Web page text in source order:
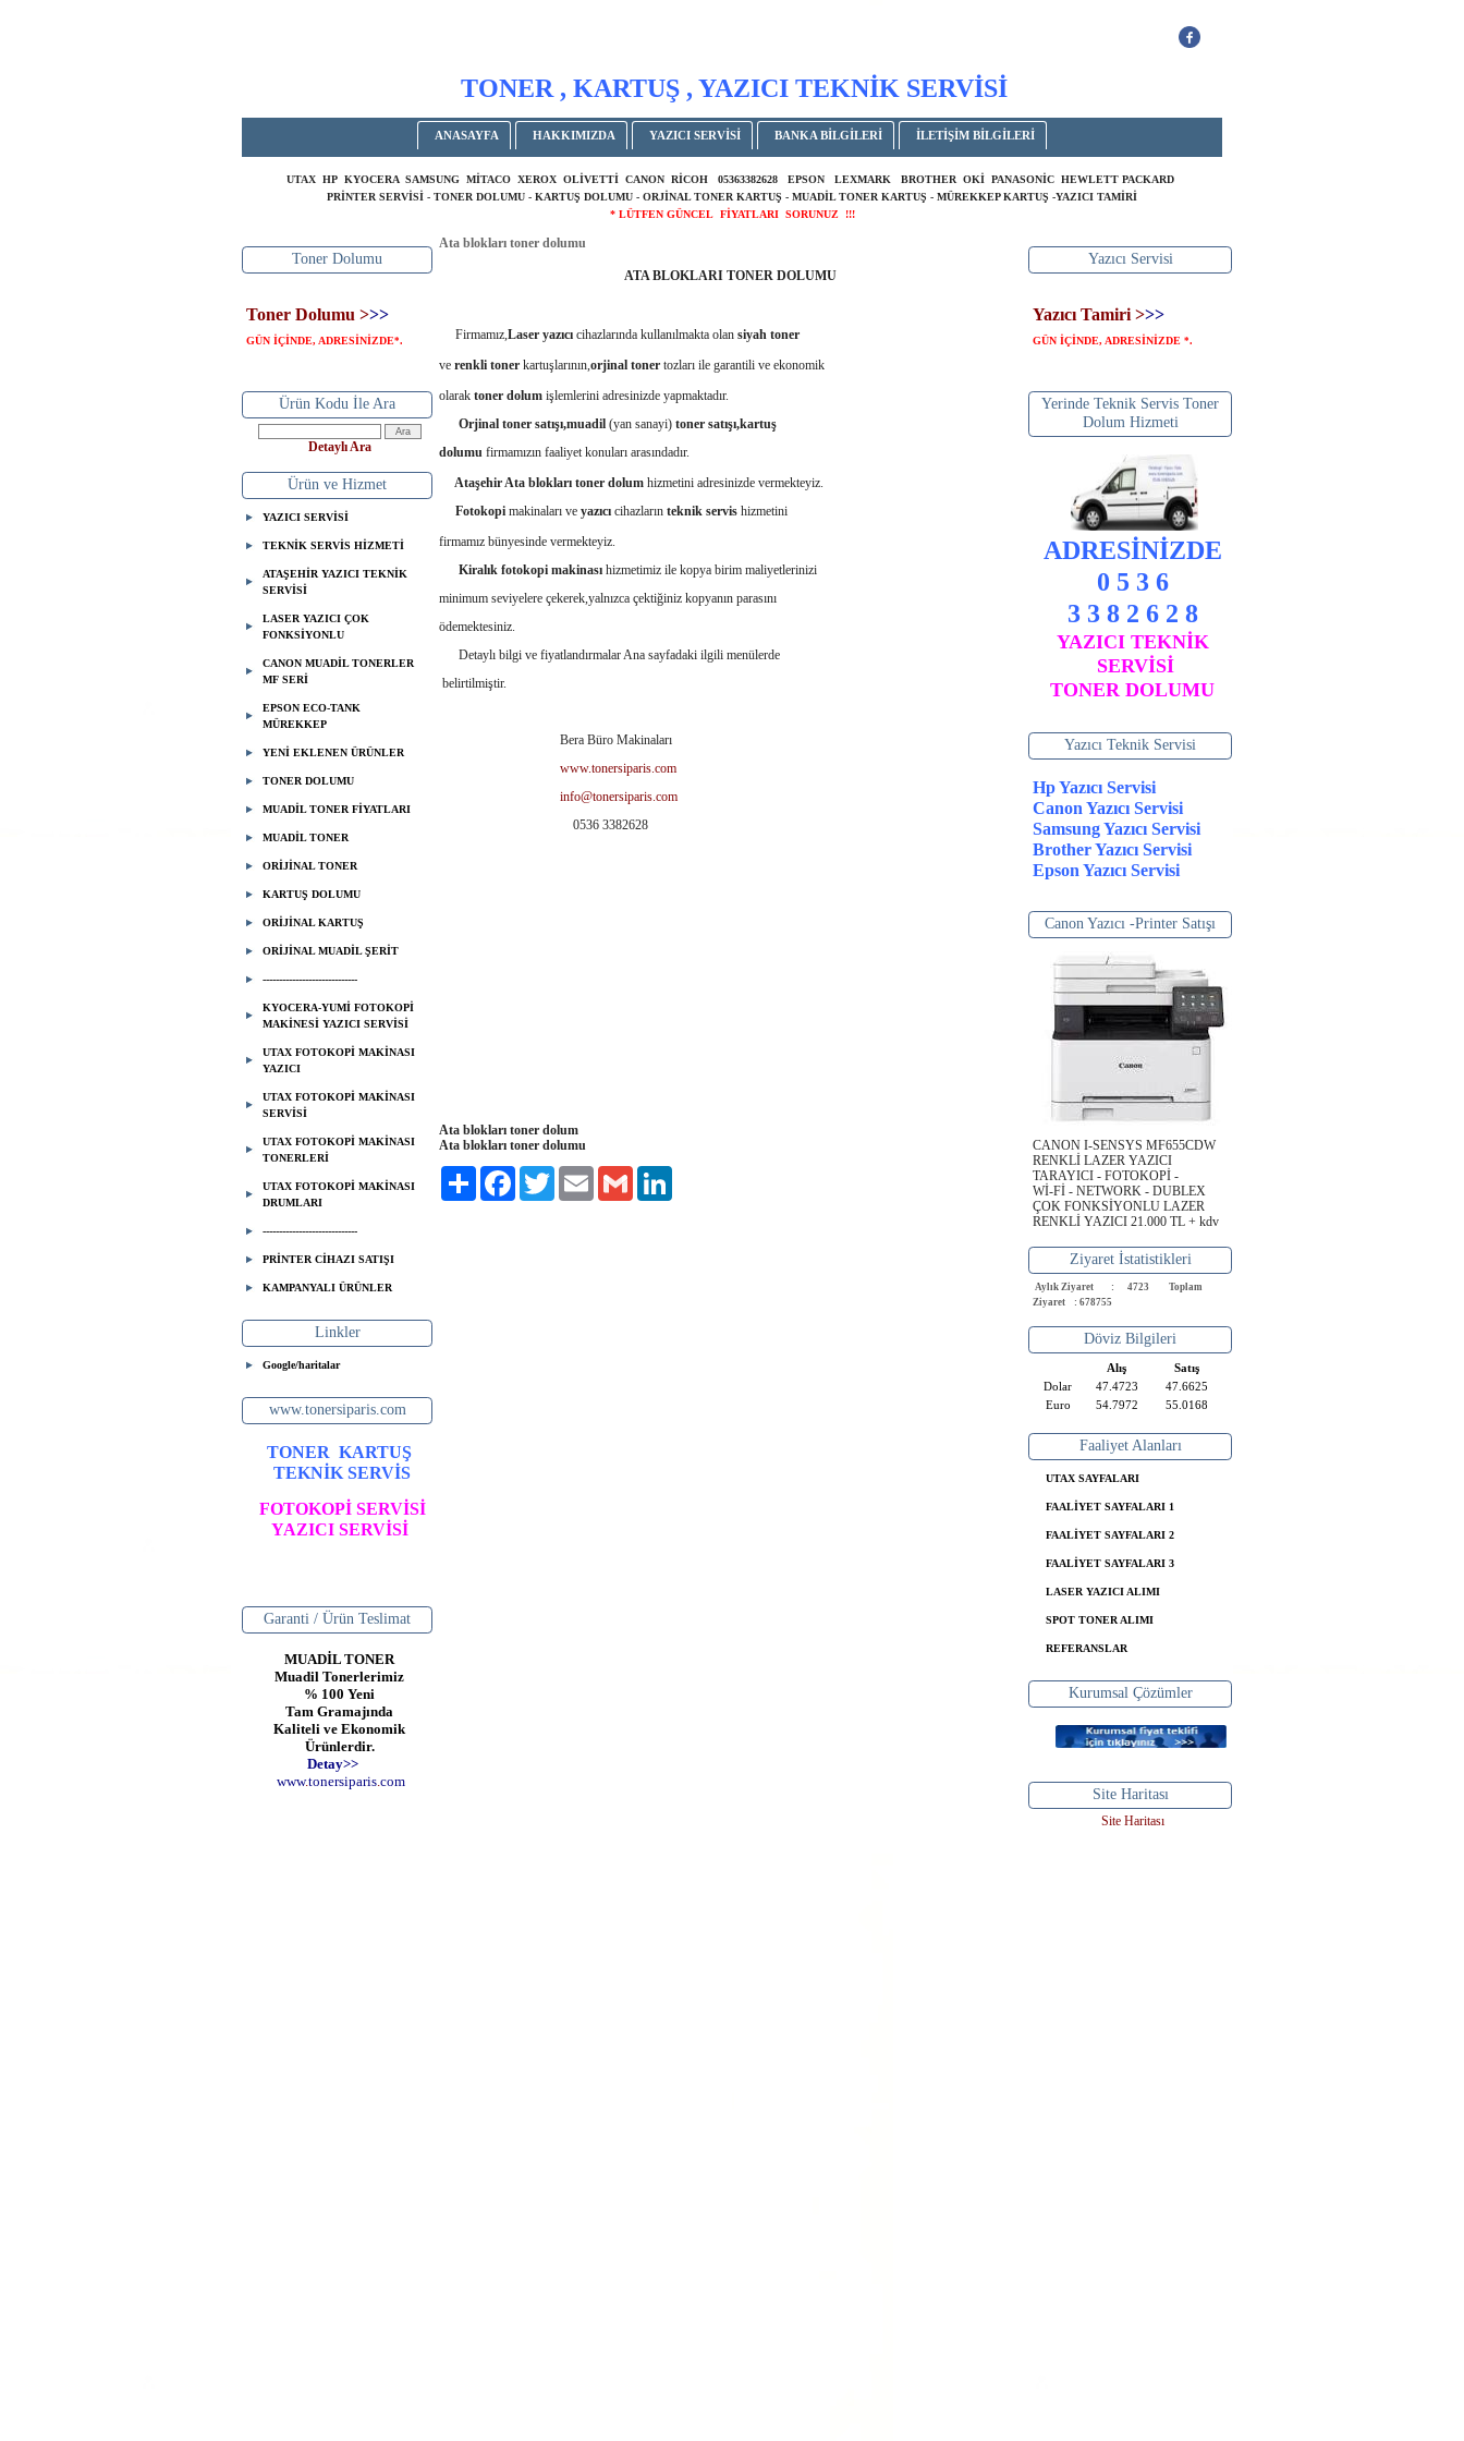
TONER , KARTUŞ , YAZICI TEKNİK SERVİSİ
ANASAYFA HAKKIMIZDA YAZICI SERVİSİ BANKA BİLGİLERİ İLETİŞİM BİLGİLERİ
UTAX HP KYOCERA SAMSUNG MİTACO XEROX OLİVETTİ CANON RİCOH 05363382628 EPSON LEXMARK BROTHER OKİ PANASONİC HEWLETT PACKARD
PRİNTER SERVİSİ - TONER DOLUMU - KARTUŞ DOLUMU - ORJİNAL TONER KARTUŞ - MUADİL TONER KARTUŞ - MÜREKKEP KARTUŞ -YAZICI TAMİRİ
* LÜTFEN GÜNCEL FİYATLARI SORUNUZ !!!
Toner Dolumu
Toner Dolumu >>>
GÜN İÇİNDE, ADRESİNİZDE*.
Ürün Kodu İle Ara
Detaylı Ara
Ürün ve Hizmet
YAZICI SERVİSİ
TEKNİK SERVİS HİZMETİ
ATAŞEHİR YAZICI TEKNİK
SERVİSİ
LASER YAZICI ÇOK
FONKSİYONLU
CANON MUADİL TONERLER
MF SERİ
EPSON ECO-TANK
MÜREKKEP
YENİ EKLENEN ÜRÜNLER
TONER DOLUMU
MUADİL TONER FİYATLARI
MUADİL TONER
ORİJİNAL TONER
KARTUŞ DOLUMU
ORİJİNAL KARTUŞ
ORİJİNAL MUADİL ŞERİT
-----------------------------
KYOCERA-YUMİ FOTOKOPİ
MAKİNESİ YAZICI SERVİSİ
UTAX FOTOKOPİ MAKİNASI
YAZICI
UTAX FOTOKOPİ MAKİNASI
SERVİSİ
UTAX FOTOKOPİ MAKİNASI
TONERLERİ
UTAX FOTOKOPİ MAKİNASI
DRUMLARI
-----------------------------
PRİNTER CİHAZI SATIŞI
KAMPANYALI ÜRÜNLER
Linkler
Google/haritalar
www.tonersiparis.com
TONER KARTUŞ
TEKNİK SERVİS
FOTOKOPİ SERVİSİ
YAZICI SERVİSİ
Garanti / Ürün Teslimat
MUADİL TONER
Muadil Tonerlerimiz
% 100 Yeni
Tam Gramajında
Kaliteli ve Ekonomik
Ürünlerdir.
Detay>>
www.tonersiparis.com
Ata blokları toner dolumu
ATA BLOKLARI TONER DOLUMU
Firmamız,Laser yazıcı cihazlarında kullanılmakta olan siyah toner
ve renkli toner kartuşlarının,orjinal toner tozları ile garantili ve ekonomik
olarak toner dolum işlemlerini adresinizde yapmaktadır.
Orjinal toner satışı,muadil (yan sanayi) toner satışı,kartuş
dolumu firmamızın faaliyet konuları arasındadır.
Ataşehir Ata blokları toner dolum hizmetini adresinizde vermekteyiz.
Fotokopi makinaları ve yazıcı cihazların teknik servis hizmetini
firmamız bünyesinde vermekteyiz.
Kiralık fotokopi makinası hizmetimiz ile kopya birim maliyetlerinizi
minimum seviyelere çekerek,yalnızca çektiğiniz kopyanın parasını
ödemektesiniz.
Detaylı bilgi ve fiyatlandırmalar Ana sayfadaki ilgili menülerde
belirtilmiştir.
Bera Büro Makinaları
www.tonersiparis.com
info@tonersiparis.com
0536 3382628
Ata blokları toner dolum
Ata blokları toner dolumu
Paylaş
FacebookTwitter Email Gmail
Yazıcı Servisi
Yazıcı Tamiri >>>
GÜN İÇİNDE, ADRESİNİZDE *.
Yerinde Teknik Servis Toner
Dolum Hizmeti
ADRESİNİZDE
0 5 3 6
3 3 8 2 6 2 8
YAZICI TEKNİK
SERVİSİ
TONER DOLUMU
Yazıcı Teknik Servisi
Hp Yazıcı Servisi
Canon Yazıcı Servisi
Samsung Yazıcı Servisi
Brother Yazıcı Servisi
Epson Yazıcı Servisi
Canon Yazıcı -Printer Satışı
CANON I-SENSYS MF655CDW
RENKLİ LAZER YAZICI
TARAYICI - FOTOKOPİ -
Wİ-Fİ - NETWORK - DUBLEX
ÇOK FONKSİYONLU LAZER
RENKLİ YAZICI 21.000 TL + kdv
Ziyaret İstatistikleri
Aylık Ziyaret : 4723
Toplam
Ziyaret : 678755
Döviz Bilgileri
Alış
Satış
Dolar
47.4723
47.6625
Euro
54.7972 55.0168
Faaliyet Alanları
UTAX SAYFALARI
FAALİYET SAYFALARI 1
FAALİYET SAYFALARI 2
FAALİYET SAYFALARI 3
LASER YAZICI ALIMI
SPOT TONER ALIMI
REFERANSLAR
Kurumsal Çözümler
Site Haritası
Site Haritası